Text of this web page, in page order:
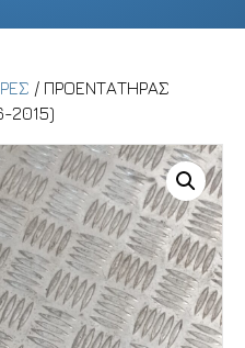
/ ΠΡΟΕΝΤΑΤΗΡΑΣ
2015)